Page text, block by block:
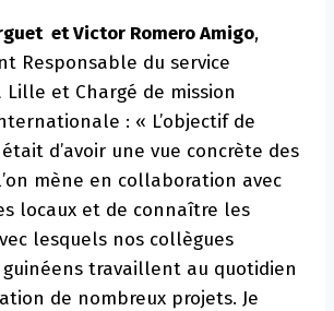
et Victor Romero Amigo,
Responsable du service
et Chargé de mission
: « L’objectif de
d’avoir une vue concrète des
mène en collaboration avec
locaux et de connaître les
lesquels nos collègues
travaillent au quotidien
de nombreux projets. Je